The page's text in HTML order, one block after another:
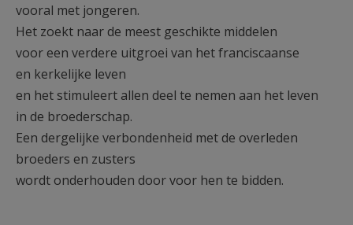
vooral met jongeren.
Het zoekt naar de meest geschikte middelen
voor een verdere uitgroei van het franciscaanse
en kerkelijke leven
en het stimuleert allen deel te nemen aan het leven
in de broederschap.
Een dergelijke verbondenheid met de overleden
broeders en zusters
wordt onderhouden door voor hen te bidden.